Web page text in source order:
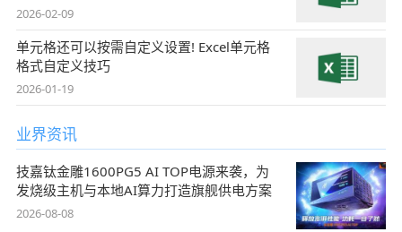
2026-02-09
单元格还可以按需自定义设置! Excel单元格
格式自定义技巧
2026-01-19
业界资讯
技嘉钛金雕1600PG5 AI TOP电源来袭，为
发烧级主机与本地AI算力打造旗舰供电方案
2026-08-08